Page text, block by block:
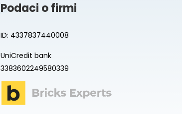
Podaci o firmi
ID: 4337837440008
UniCredit bank
3383602249580339